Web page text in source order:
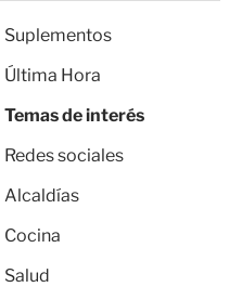
Suplementos
Última Hora
Temas de interés
Redes sociales
Alcaldías
Cocina
Salud